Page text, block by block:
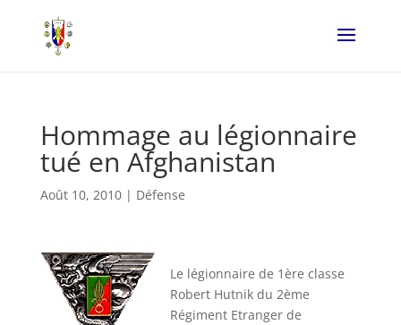
Hommage au légionnaire
tué en Afghanistan
Août 10, 2010| Défense
Le légionnaire de 1ère classe
Robert Hutnik du 2ème
Régiment Etranger de